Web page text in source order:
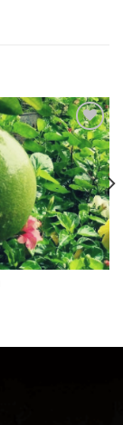
Add to
wishlist